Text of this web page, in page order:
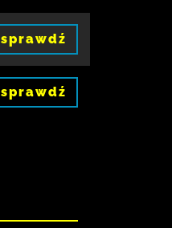
sprawdź
sprawdź